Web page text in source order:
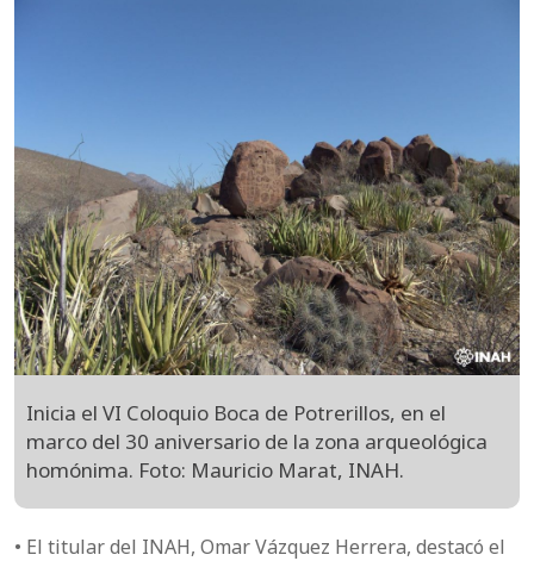
Inicia el VI Coloquio Boca de Potrerillos, en el
marco del 30 aniversario de la zona arqueológica
homónima. Foto: Mauricio Marat, INAH.
• El titular del INAH, Omar Vázquez Herrera, destacó el